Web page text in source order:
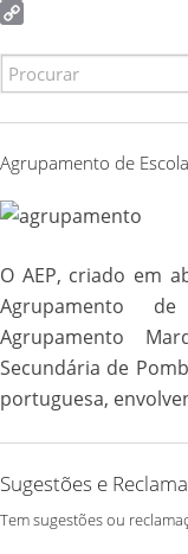
Email
Link
Search
for:
Agrupamento de
O AEP, criado em
Agrupamento
Agrupamento
Secundária de
portuguesa,
Sugestões e
Tem sugestões ou